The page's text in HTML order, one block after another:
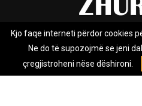
Rreth nesh Impresumi
Privacy
Zhurnal.mk është Agjenci e
Kjo faqe interneti përdor cookies
Ne do të supozojmë se jeni
çregjistroheni nëse dëshironi.